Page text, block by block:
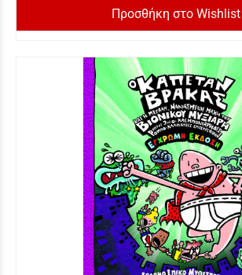
Προσθήκη στο Wishlist